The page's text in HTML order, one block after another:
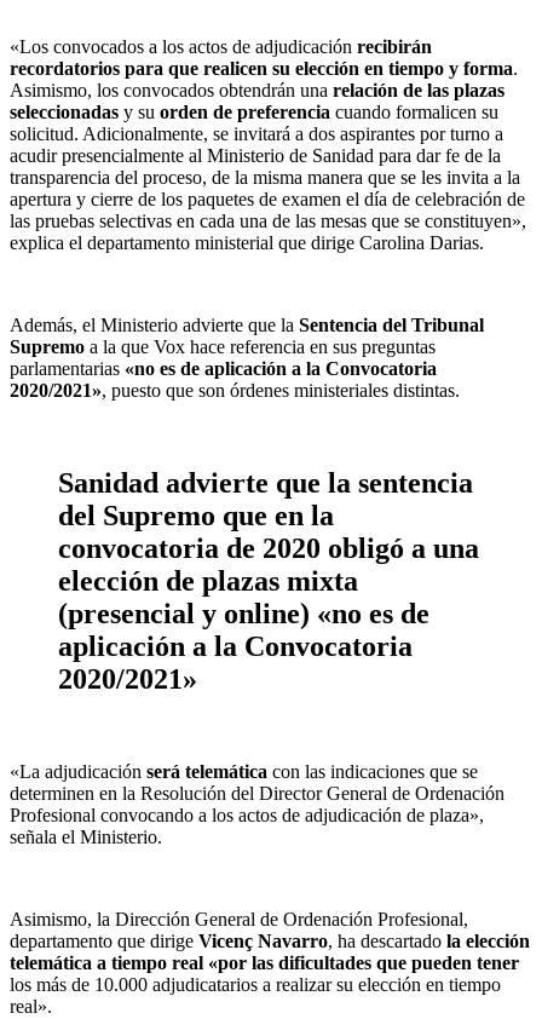
«Los convocados a los actos de adjudicación recibirán
recordatorios para que realicen su elección en tiempo y forma.
Asimismo, los convocados obtendrán una relación de las plazas
seleccionadas y su orden de preferencia cuando formalicen su
solicitud. Adicionalmente, se invitará a dos aspirantes por turno a
acudir presencialmente al Ministerio de Sanidad para dar fe de la
transparencia del proceso, de la misma manera que se les invita a la
apertura y cierre de los paquetes de examen el día de celebración de
las pruebas selectivas en cada una de las mesas que se constituyen»,
explica el departamento ministerial que dirige Carolina Darias.
Además, el Ministerio advierte que la Sentencia del Tribunal
Supremo a la que Vox hace referencia en sus preguntas
parlamentarias «no es de aplicación a la Convocatoria
2020/2021», puesto que son órdenes ministeriales distintas.
Sanidad advierte que la sentencia
del Supremo que en la
convocatoria de 2020 obligó a una
elección de plazas mixta
(presencial y online) «no es de
aplicación a la Convocatoria
2020/2021»
«La adjudicación será telemática con las indicaciones que se
determinen en la Resolución del Director General de Ordenación
Profesional convocando a los actos de adjudicación de plaza»,
señala el Ministerio.
Asimismo, la Dirección General de Ordenación Profesional,
departamento que dirige Vicenç Navarro, ha descartado la elección
telemática a tiempo real «por las dificultades que pueden tener
los más de 10.000 adjudicatarios a realizar su elección en tiempo
real».